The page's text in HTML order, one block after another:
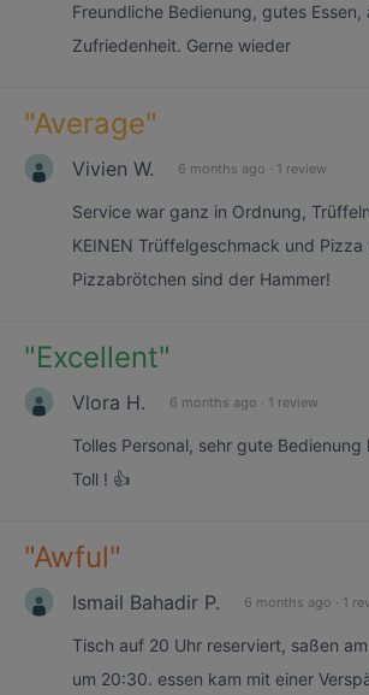
Freundliche Bedienung, gutes Essen,
Zufriedenheit. Gerne wieder
"Average"
Vivien W. 6 months ago · 1 review
Service war ganz in Ordnung,
KEINEN Trüffelgeschmack und
Pizzabrötchen sind der Hammer!
"Excellent"
Vlora H. 6 months ago · 1 review
Tolles Personal, sehr gute
Toll ! 👍
"Awful"
Ismail Bahadir P. 6 months ago · 1
Tisch auf 20 Uhr reserviert, saßen
um 20:30. essen kam mit einer